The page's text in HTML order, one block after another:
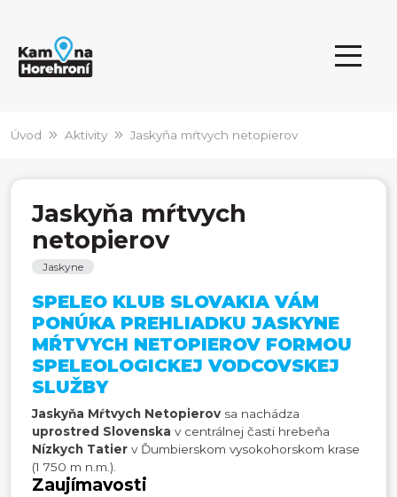
Úvod Aktivity Jaskyňa mŕtvych netopierov
Jaskyňa mŕtvych
netopierov
Jaskyne
SPELEO KLUB SLOVAKIA VÁM
PONÚKA PREHLIADKU JASKYNE
MŔTVYCH NETOPIEROV FORMOU
SPELEOLOGICKEJ VODCOVSKEJ
SLUŽBY
Jaskyňa Mŕtvych Netopierov sa nachádza
uprostred Slovenska v centrálnej časti hrebeňa
Nízkych Tatier v Ďumbierskom vysokohorskom krase
(1 750 m n.m.).
Zaujímavosti